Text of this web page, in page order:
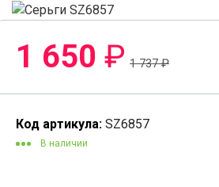
1 650 ₽ 1 737₽
Код артикула: SZ6857
В наличии